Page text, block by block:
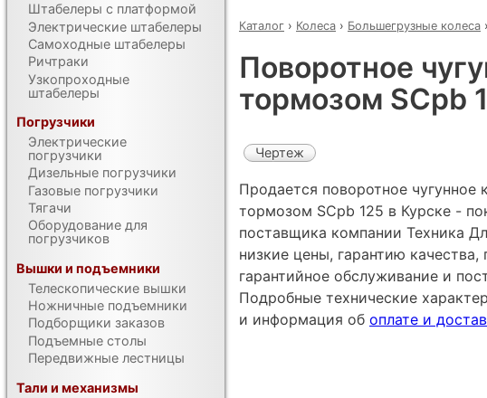
Каталог › Колеса › Большегрузные колеса ›
Поворотное
тормозом SCpb
Чертеж
Продается поворотное чугунное
тормозом SCpb 125 в Курске -
поставщика компании Техника
низкие цены, гарантию
гарантийное обслуживание и
Подробные технические
и информация об оплате и
Штабелеры с платформой
Электрические штабелеры
Самоходные штабелеры
Ричтраки
Узкопроходные
штабелеры
Погрузчики
Электрические
погрузчики
Дизельные погрузчики
Газовые погрузчики
Тягачи
Оборудование для
погрузчиков
Вышки и подъемники
Телескопические вышки
Ножничные подъемники
Подборщики заказов
Подъемные столы
Передвижные лестницы
Тали и механизмы